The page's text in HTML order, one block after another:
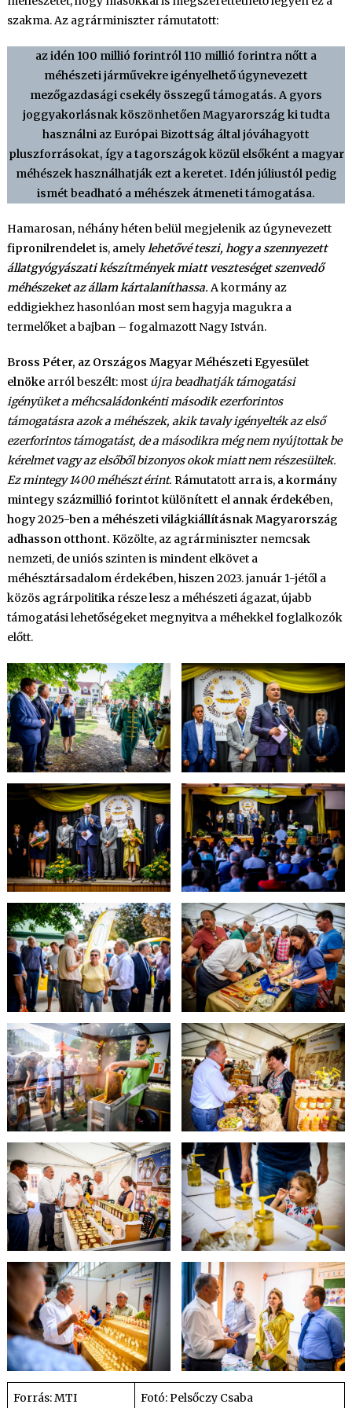
szakma. Az agrárminiszter rámutatott:
az idén 100 millió forintról 110 millió forintra nőtt a
méhészeti járművekre igényelhető úgynevezett
mezőgazdasági csekély összegű támogatás. A gyors
joggyakorlásnak köszönhetően Magyarország ki tudta
használni az Európai Bizottság által jóváhagyott
pluszforrásokat, így a tagországok közül elsőként a magyar
méhészek használhatják ezt a keretet. Idén júliustól pedig
ismét beadható a méhészek átmeneti támogatása.
Hamarosan, néhány héten belül megjelenik az úgynevezett
fipronilrendeletis, amelylehetővé teszi, hogy a szennyezett
állatgyógyászati készítmények miatt veszteséget szenvedő
méhészeket az állam kártalaníthassa. A kormány az
eddigiekhez hasonlóan most sem hagyja magukra a
termelőket a bajban – fogalmazott Nagy István.
Bross Péter, az Országos Magyar Méhészeti Egyesület
elnöke arról beszélt: most újra beadhatják támogatási
igényüket a méhcsaládonkénti második ezerforintos
támogatásra azok a méhészek, akik tavaly igényelték az első
ezerforintos támogatást, de a másodikra még nem nyújtottak be
kérelmet vagy az elsőből bizonyos okok miatt nem részesültek.
Ez mintegy 1400 méhészt érint. Rámutatott arra is, a kormány
mintegy százmillió forintot különített el annak érdekében,
hogy 2025-ben a méhészeti világkiállításnak Magyarország
adhasson otthont. Közölte, az agrárminiszter nemcsak
nemzeti, de uniós szinten is mindent elkövet a
méhésztársadalom érdekében, hiszen 2023. január 1-jétől a
közös agrárpolitika része lesz a méhészeti ágazat, újabb
támogatási lehetőségeket megnyitva a méhekkel foglalkozók
előtt.
Forrás: MTI Fotó: Pelsőczy Csaba